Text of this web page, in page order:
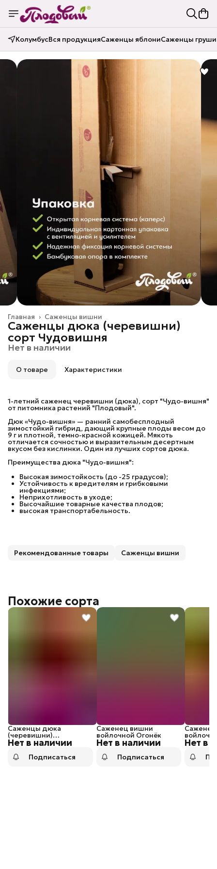
КолумбусВся продукцияСаженцы яблониСаженцы груши
Саженцы вишни
Главная ›
Саженцы дюка (черевишни)
сорт Чудовишня
Нет в наличии
О товаре Характеристики
1-летний саженец черевишни (дюка), сорт "Чудо-вишня"
от питомника растений "Плодовый".
Дюк «Чудо-вишня» — ранний самобесплодный
зимостойкий гибрид, дающий крупные плоды весом до
9 г и плотной, темно-красной кожицей. Мякоть
отличается сочностью и выразительным десертным
вкусом без кислинки. Один из лучших сортов дюка.
Преимущества дюка "Чудо-вишня":
Высокая зимостойкость (до -25 градусов);
Устойчивость к вредителям и грибковыми
инфекциями;
Неприхотливость в уходе;
Высочайшие товарные качества плодов;
высокая транспортабельность.
Рекомендованные товары Саженцы вишни
Похожие сорта
Нет в наличии
Саженцы дюка
(черевишни)
Превосходная
Веньяминова
Подписаться
Нет в наличии
Саженец вишни
войлочной Огонёк
Подписаться
Нет в